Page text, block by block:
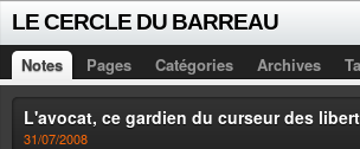
LE CERCLE DU BARREAU
Notes Pages Catégories Archives
L'avocat, ce gardien du curseur des
31/07/2008